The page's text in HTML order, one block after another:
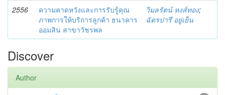
2556
ความคาดหวังและการรับรู้คุณ
ภาพการให้บริการลูกค้า ธนาคาร
ออมสิน สาขาวัชรพล
วิมลรัตน์ หงส์ทอง;
ฉัตรปารี อยู่เย็น
Discover
Author